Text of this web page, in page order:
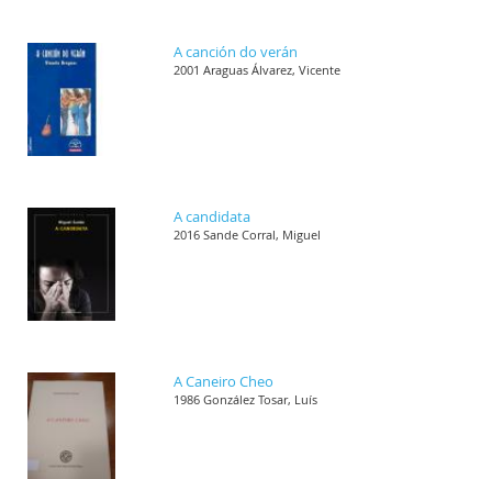
A canción do verán
2001 Araguas Álvarez, Vicente
A candidata
2016 Sande Corral, Miguel
A Caneiro Cheo
1986 González Tosar, Luís